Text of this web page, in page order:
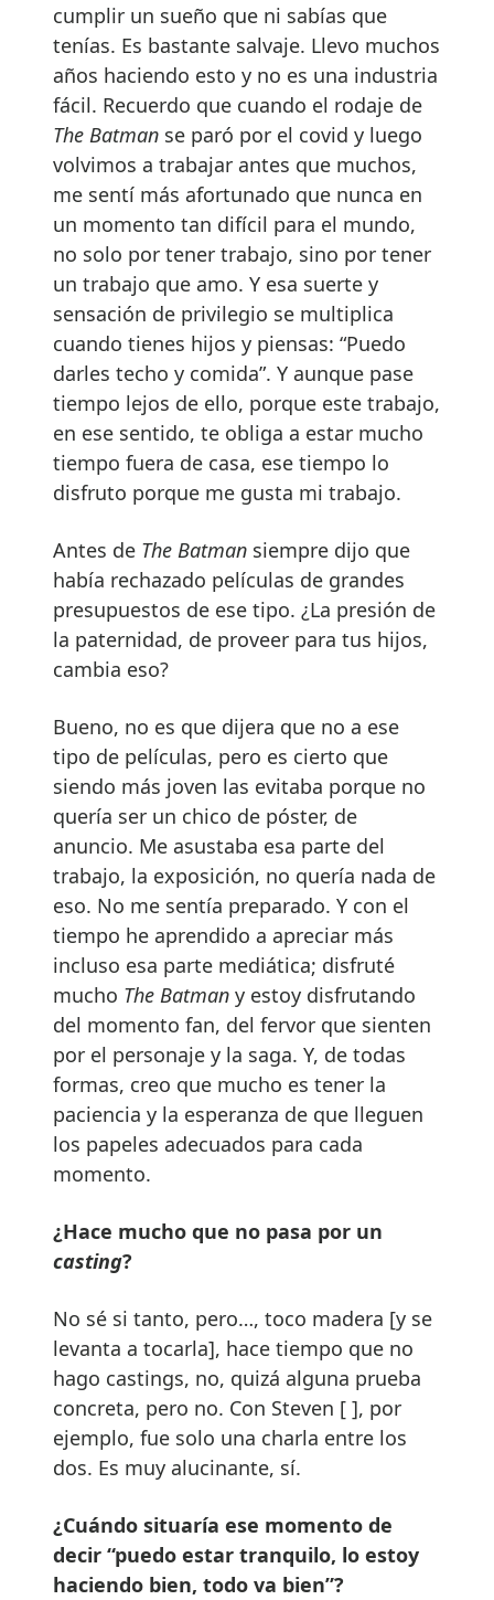
cumplir un sueño que ni sabías que
tenías. Es bastante salvaje. Llevo muchos
años haciendo esto y no es una industria
fácil. Recuerdo que cuando el rodaje de
The Batman se paró por el covid y luego
volvimos a trabajar antes que muchos,
me sentí más afortunado que nunca en
un momento tan difícil para el mundo,
no solo por tener trabajo, sino por tener
un trabajo que amo. Y esa suerte y
sensación de privilegio se multiplica
cuando tienes hijos y piensas: “Puedo
darles techo y comida”. Y aunque pase
tiempo lejos de ello, porque este trabajo,
en ese sentido, te obliga a estar mucho
tiempo fuera de casa, ese tiempo lo
disfruto porque me gusta mi trabajo.
Antes de The Batman siempre dijo que
había rechazado películas de grandes
presupuestos de ese tipo. ¿La presión de
la paternidad, de proveer para tus hijos,
cambia eso?
Bueno, no es que dijera que no a ese
tipo de películas, pero es cierto que
siendo más joven las evitaba porque no
quería ser un chico de póster, de
anuncio. Me asustaba esa parte del
trabajo, la exposición, no quería nada de
eso. No me sentía preparado. Y con el
tiempo he aprendido a apreciar más
incluso esa parte mediática; disfruté
mucho The Batman y estoy disfrutando
del momento fan, del fervor que sienten
por el personaje y la saga. Y, de todas
formas, creo que mucho es tener la
paciencia y la esperanza de que lleguen
los papeles adecuados para cada
momento.
¿Hace mucho que no pasa por un
casting?
No sé si tanto, pero…, toco madera [y se
levanta a tocarla], hace tiempo que no
hago castings, no, quizá alguna prueba
concreta, pero no. Con Steven [ ], por
ejemplo, fue solo una charla entre los
dos. Es muy alucinante, sí.
¿Cuándo situaría ese momento de
decir “puedo estar tranquilo, lo estoy
haciendo bien, todo va bien”?